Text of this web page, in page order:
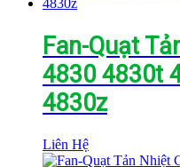
Fan-Quạt
4830 4830t
4830z
Liên Hệ